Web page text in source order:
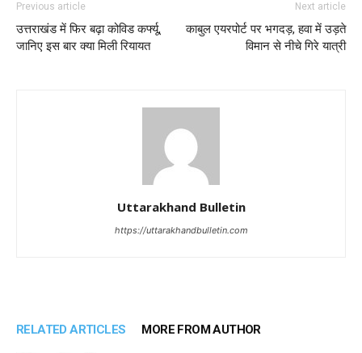
Previous article
उत्तराखंड में फिर बढ़ा कोविड कर्फ्यू,
जानिए इस बार क्या मिली रियायत
Next article
काबुल एयरपोर्ट पर भगदड़, हवा में उड़ते
विमान से नीचे गिरे यात्री
Uttarakhand Bulletin
https://uttarakhandbulletin.com
RELATED ARTICLES MORE FROM AUTHOR